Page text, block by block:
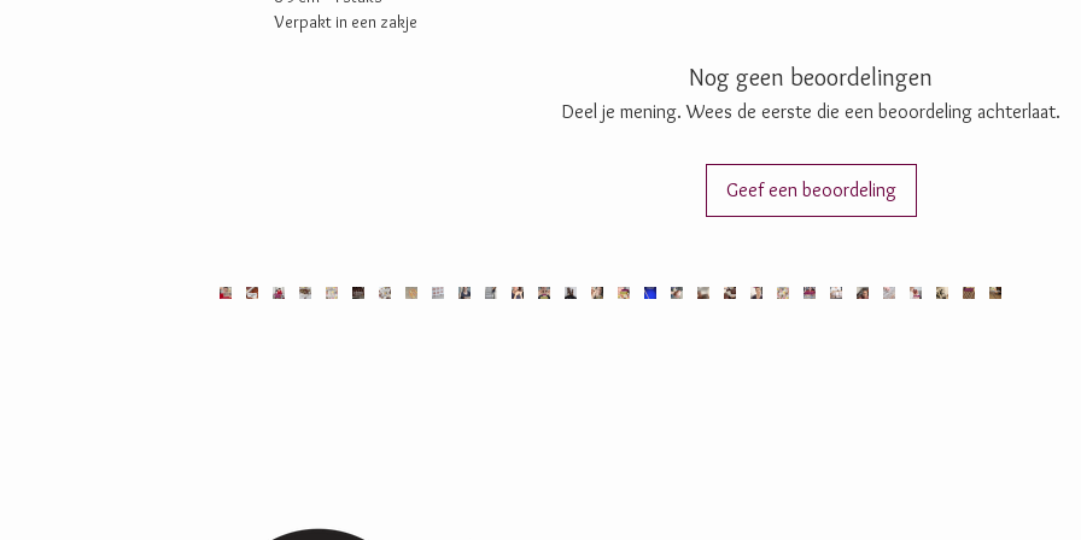
Verpakt in een zakje
Nog geen beoordelingen
Deel je mening. Wees de eerste die een beoordeling achterlaat.
Geef een beoordeling